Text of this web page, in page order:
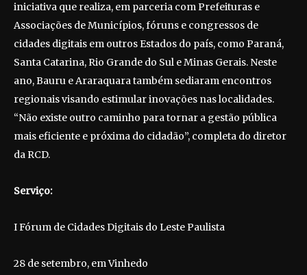
iniciativa que realiza, em parceria com Prefeituras e
Associações de Municípios, fóruns e congressos de
cidades digitais em outros Estados do país, como Paraná,
Santa Catarina, Rio Grande do Sul e Minas Gerais. Neste
ano, Bauru e Araraquara também sediaram encontros
regionais visando estimular inovações nas localidades.
“Não existe outro caminho para tornar a gestão pública
mais eficiente e próxima do cidadão”, completa do diretor
da RCD.
Serviço:
I Fórum de Cidades Digitais do Leste Paulista
28 de setembro, em Vinhedo